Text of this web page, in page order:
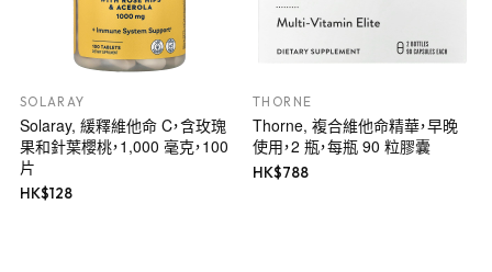
SOLARAY
Solaray, 緩釋維他命 C，含玫瑰
果和針葉櫻桃，1,000 毫克，100
片
HK$128
THORNE
Thorne, 複合維他命精華，早晚
使用，2 瓶，每瓶 90 粒膠囊
HK$788